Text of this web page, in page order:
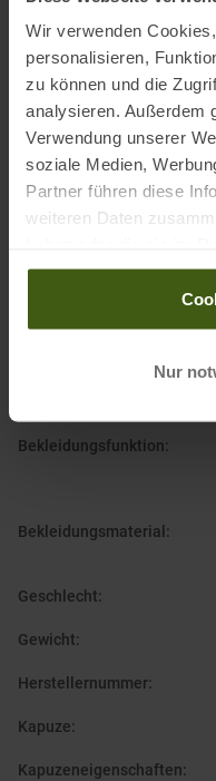
Wir verwenden
personalisieren,
zu können und die
analysieren. Außerdem
Verwendung unserer
soziale Medien,
Partner führen diese
weiteren Daten
gesammelt haben.
Nur
Ausgezeichnet mit
Bekleidungsfunktion:
Bekleidungsmaterial :
Geschlecht:
Gewicht:
Herstellernummer:
Kapuze:
Kapuzeneigenschaften: